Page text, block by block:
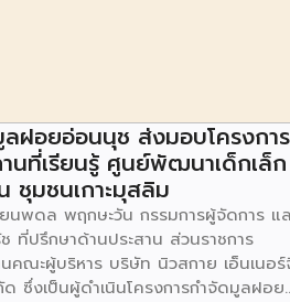
ฝอยอ่อนนุช ส่งมอบโครงการ
นที่เรียนรู้ ศูนย์พัฒนาเด็กเล็ก
ชุมชนเกาะมุสลิม
นพดล พฤกษะวัน กรรมการผู้จัดการ แ
ช ที่ปรึกษาด้านประสาน ส่วนราชการ
ณะผู้บริหาร บริษัท นิวสกาย เอ็นเนอร์
ซึ่งเป็นผู้ดำเนินโครงการกำจัดมูลฝอย